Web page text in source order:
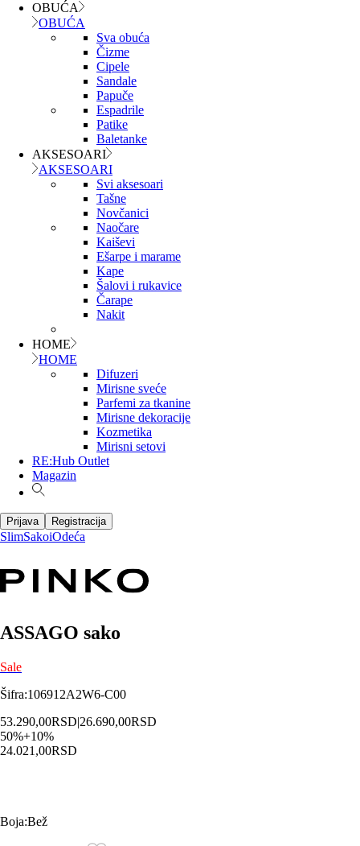
OBUĆA
OBUĆA
Sva obuća
Čizme
Cipele
Sandale
Papuče
Espadrile
Patike
Baletanke
AKSESOARI
AKSESOARI
Svi aksesoari
Tašne
Novčanici
Naočare
Kaiševi
Ešarpe i marame
Kape
Šalovi i rukavice
Čarape
Nakit
HOME
HOME
Difuzeri
Mirisne sveće
Parfemi za tkanine
Mirisne dekoracije
Kozmetika
Mirisni setovi
RE:Hub Outlet
Magazin
Prijava Registracija
SlimSakoiOdeća
ASSAGO sako
Sale
Šifra:106912A2W6-C00
53.290,00RSD|26.690,00RSD
50%+10%
24.021,00RSD
Boja:Bež